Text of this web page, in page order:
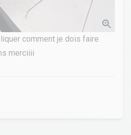
comment je dois faire
merciiii